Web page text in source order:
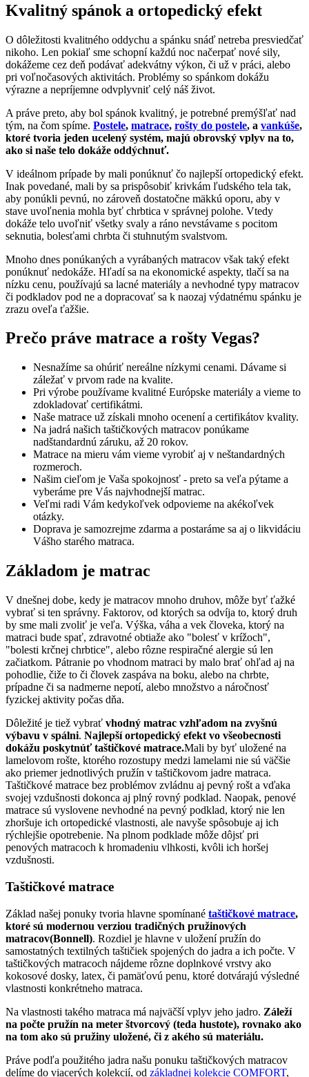
Kvalitný spánok a ortopedický efekt
O dôležitosti kvalitného oddychu a spánku snáď netreba presviedčať
nikoho. Len pokiaľ sme schopní každú noc načerpať nové sily,
dokážeme cez deň podávať adekvátny výkon, či už v práci, alebo
pri voľnočasových aktivitách. Problémy so spánkom dokážu
výrazne a nepríjemne odvplyvniť celý náš život.
A práve preto, aby bol spánok kvalitný, je potrebné premýšľať nad
tým, na čom spíme. Postele, matrace, rošty do postele, a vankúše,
ktoré tvoria jeden ucelený systém, majú obrovský vplyv na to,
ako si naše telo dokáže oddýchnuť.
V ideálnom prípade by mali ponúknuť čo najlepší ortopedický efekt.
Inak povedané, mali by sa prispôsobiť krivkám ľudského tela tak,
aby ponúkli pevnú, no zároveň dostatočne mäkkú oporu, aby v
stave uvoľnenia mohla byť chrbtica v správnej polohe. Vtedy
dokáže telo uvoľniť všetky svaly a ráno nevstávame s pocitom
seknutia, bolesťami chrbta či stuhnutým svalstvom.
Mnoho dnes ponúkaných a vyrábaných matracov však taký efekt
ponúknuť nedokáže. Hľadí sa na ekonomické aspekty, tlačí sa na
nízku cenu, používajú sa lacné materiály a nevhodné typy matracov
či podkladov pod ne a dopracovať sa k naozaj výdatnému spánku je
zrazu oveľa ťažšie.
Prečo práve matrace a rošty Vegas?
Nesnažíme sa ohúriť nereálne nízkymi cenami. Dávame si
záležať v prvom rade na kvalite.
Pri výrobe používame kvalitné Európske materiály a vieme to
zdokladovať certifikátmi.
Naše matrace už získali mnoho ocenení a certifikátov kvality.
Na jadrá našich taštičkových matracov ponúkame
nadštandardnú záruku, až 20 rokov.
Matrace na mieru vám vieme vyrobiť aj v neštandardných
rozmeroch.
Našim cieľom je Vaša spokojnosť - preto sa veľa pýtame a
vyberáme pre Vás najvhodnejší matrac.
Veľmi radi Vám kedykoľvek odpovieme na akékoľvek
otázky.
Doprava je samozrejme zdarma a postaráme sa aj o likvidáciu
Vášho starého matraca.
Základom je matrac
V dnešnej dobe, kedy je matracov mnoho druhov, môže byť ťažké
vybrať si ten správny. Faktorov, od ktorých sa odvíja to, ktorý druh
by sme mali zvoliť je veľa. Výška, váha a vek človeka, ktorý na
matraci bude spať, zdravotné obtiaže ako "bolesť v krížoch",
"bolesti krčnej chrbtice", alebo rôzne respiračné alergie sú len
začiatkom. Pátranie po vhodnom matraci by malo brať ohľad aj na
pohodlie, čiže to či človek zaspáva na boku, alebo na chrbte,
prípadne či sa nadmerne nepotí, alebo množstvo a náročnosť
fyzickej aktivity počas dňa.
Dôležité je tiež vybrať vhodný matrac vzhľadom na zvyšnú
výbavu v spálni. Najlepší ortopedický efekt vo všeobecnosti
dokážu poskytnúť taštičkové matrace.Mali by byť uložené na
lamelovom rošte, ktorého rozostupy medzi lamelami nie sú väčšie
ako priemer jednotlivých pružín v taštičkovom jadre matraca.
Taštičkové matrace bez problémov zvládnu aj pevný rošt a vďaka
svojej vzdušnosti dokonca aj plný rovný podklad. Naopak, penové
matrace sú vyslovene nevhodné na pevný podklad, ktorý nie len
zhoršuje ich ortopedické vlastnosti, ale navyše spôsobuje aj ich
rýchlejšie opotrebenie. Na plnom podklade môže dôjsť pri
penových matracoch k hromadeniu vlhkosti, kvôli ich horšej
vzdušnosti.
Taštičkové matrace
Základ našej ponuky tvoria hlavne spomínané taštičkové matrace,
ktoré sú modernou verziou tradičných pružinových
matracov(Bonnell). Rozdiel je hlavne v uložení pružín do
samostatných textilných taštičiek spojených do jadra a ich počte. V
taštičkových matracoch nájdeme rôzne doplnkové vrstvy ako
kokosové dosky, latex, či pamäťovú penu, ktoré dotvárajú výsledné
vlastnosti konkrétneho matraca.
Na vlastnosti takého matraca má najväčší vplyv jeho jadro. Záleží
na počte pružín na meter štvorcový (teda hustote), rovnako ako
na tom ako sú pružiny uložené, či z akého sú materiálu.
Práve podľa použitého jadra našu ponuku taštičkových matracov
delíme do viacerých kolekcií, od základnej kolekcie COMFORT,